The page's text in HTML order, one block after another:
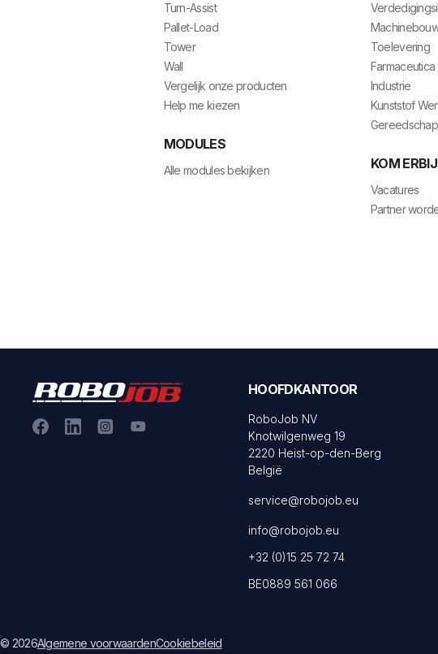
Turn-Assist
Pallet-Load
Tower
Wall
Vergelijk onze producten
Help me kiezen
MODULES
Alle modules bekijken
Toelevering
Industrie
Kunststof
KOM
Vacatures
Partner
HOOFDKANTOOR
RoboJob NV
Knotwilgenweg 19
2220 Heist-op-den-Berg
België
service@robojob.eu
info@robojob.eu
+32 (0)15 25 72 74
BE0889 561 066
© 2026Algemene voorwaardenCookiebeleid